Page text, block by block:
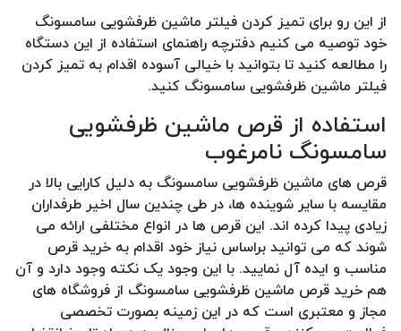
از این رو برای تمیز کردن فیلتر ماشین ظرفشویی سامسونگ
خود توصیه می کنیم دفترچه راهنمای استفاده از این دستگاه
را مطالعه کنید تا بتوانید با خیالی آسوده اقدام به تمیز کردن
فیلتر ماشین ظرفشویی سامسونگ کنید.
استفاده از قرص ماشین ظرفشویی
سامسونگ نامرغوب
قرص های ماشین ظرفشویی سامسونگ به دلیل کارایی بالا در
مقایسه با سایر شوینده ها، در طی چندین سال اخیر طرفداران
زیادی پیدا کرده اند. این قرص ها در انواع مختلفی ارائه می
شوند که می توانید براساس نیاز خود اقدام به خرید قرص
مناسب و ایده آل نمایید. با این وجود یک نکته وجود دارد و آن
هم خرید قرص ماشین ظرفشویی سامسونگ از فروشگاه های
مجاز و معتبری است که در این زمینه بصورت تخصصی